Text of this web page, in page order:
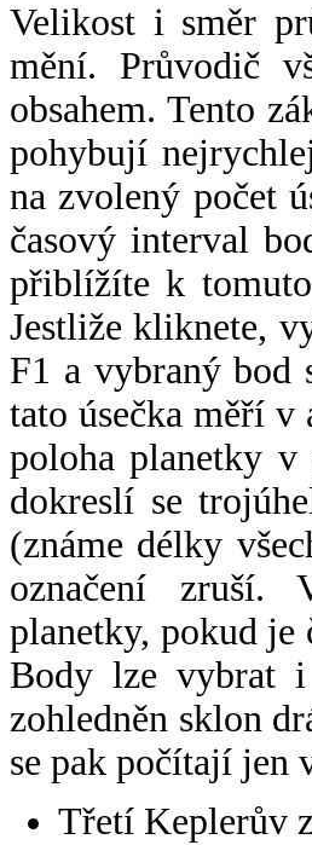
Velikost i směr
mění. Průvodič
obsahem. Tento
pohybují
na zvolený počet
časový interval
přiblížíte k
Jestliže kliknete,
F1 a vybraný bod
tato úsečka měří v
poloha planetky v
dokreslí se
(známe délky
označení zruší.
planetky, pokud
Body lze vybrat
zohledněn sklon
se pak počítají jen
Třetí Keplerův